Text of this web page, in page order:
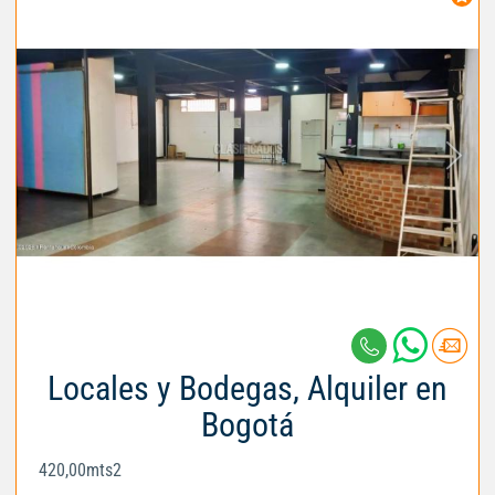
Locales y Bodegas, Alquiler en
Bogotá
420,00mts2